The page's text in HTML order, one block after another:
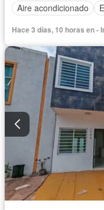
Aire acondicionado
Hace 3 días, 10 horas en -